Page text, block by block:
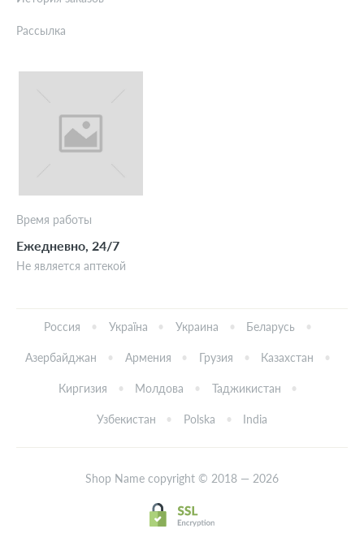
Время работы
Ежедневно, 24/7
Не является аптекой
Рассылка
Россия Україна Украина Беларусь
Азербайджан Армения Грузия Казахстан
Киргизия Молдова Таджикистан
Узбекистан Polska India
Shop Name copyright © 2018 — 2026